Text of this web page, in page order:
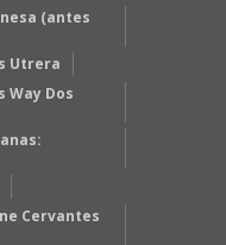
(antes
Utrera
Way Dos
Cervantes